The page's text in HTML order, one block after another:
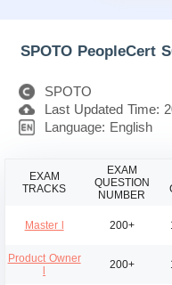
SPOTO PeopleCert
SPOTO
Last Updated Time:
Language: English
EXAM
TRACKS
EXAM
QUESTION
NUMBER
Master l 200+
Product Owner
200+